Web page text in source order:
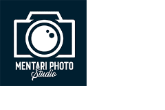
content